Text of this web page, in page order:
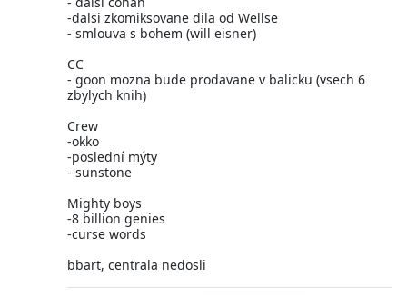
-dalsi zkomiksovane dila od Wellse
- smlouva s bohem (will eisner)
CC
- goon mozna bude prodavane v balicku (vsech 6
zbylych knih)
Crew
-okko
-poslední mýty
- sunstone
Mighty boys
-8 billion genies
-curse words
bbart, centrala nedosli